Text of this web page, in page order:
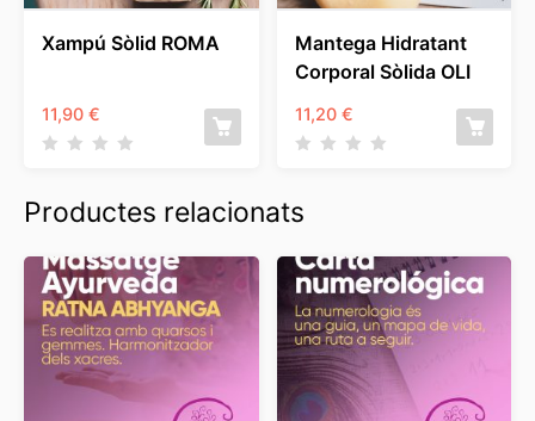
Xampú Sòlid ROMA
11,90 €
Mantega Hidratant
Corporal Sòlida OLI
11,20 €
Productes relacionats